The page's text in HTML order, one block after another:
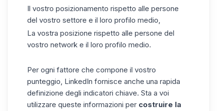
Il vostro posizionamento rispetto alle persone
del vostro settore e il loro profilo medio,
La vostra posizione rispetto alle persone del
vostro network e il loro profilo medio.
Per ogni fattore che compone il vostro
punteggio, LinkedIn fornisce anche una rapida
definizione degli indicatori chiave. Sta a voi
utilizzare queste informazioni per costruire la